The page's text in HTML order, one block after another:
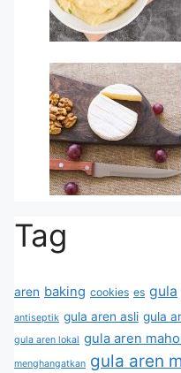
Tag
aren baking cookies es gula
antiseptik gula aren asli gula
gula aren lokal gula aren
menghangatkan gula aren